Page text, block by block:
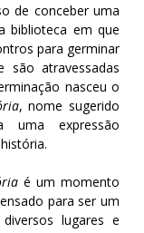
de conceber uma
biblioteca em que
para germinar
são atravessadas
nasceu o
, nome sugerido
uma expressão
é um momento
para ser um
lugares e